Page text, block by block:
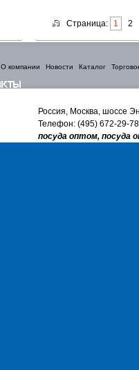
Страница: 1 2
О компании Новости Каталог
Россия, Москва, шоссе
Телефон: (495) 672-29-
посуда оптом, посуда